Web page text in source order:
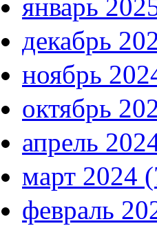
январь
декабрь
ноябрь
октябрь
апрель
март 2024
февраль